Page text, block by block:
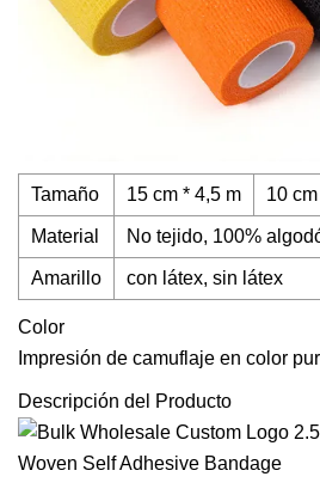
Tamaño 15 cm * 4,5 m 10
Material No tejido, 100%
Amarillo con látex, sin látex
Color
Impresión de camuflaje en color
Descripción del Producto